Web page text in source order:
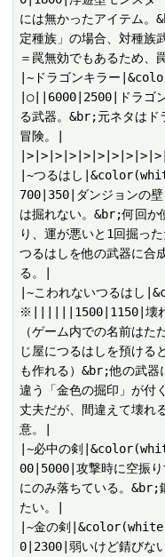
には無かったアイテム。
定種族」の場合、対種族
＝罠無効でもあるため、
|~ドラゴンキラー
|○||6000|2500|ドラゴン
る武器。&br;元ネタはド
冒険。|
|~つるはし
700|350|ダンジョンの壁
は掘れない。&br;何回か
り、運が悪いと1回掘っ
つるはしを他の武器に合
る。|
|~こわれないつるは
※||||||1500|1150|壊れる
（ゲーム内での名前は
じ屋につるはしを預ける
も作れる）&br;他の武器
違う「金色の掘印」が付
丈夫だが、間違えて壊れ
意。|
|~必中の剣
00|5000|攻撃時に空振り
にのみ落ちている。&br;
たい。|
|~金の剣
0|2300|弱いけど錆びな